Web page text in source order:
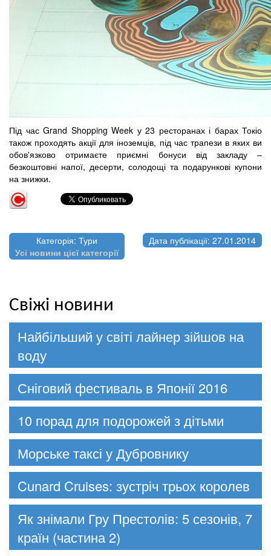
Під час Grand Shopping Week у 23 ресторанах і барах Токіо
також проходять акції для іноземців, під час трапези в яких ви
обов'язково отримаєте приємні бонуси від закладу –
безкоштовні напої, десерти, солодощі та подарункові купони
на знижки.
Категорія: Тури
Усі новини цієї категорії
Дата публікації: 27.01.2014
Свіжі новини
Найбільший у світі лайнер зійшов на
воду
Сніговий фестиваль в Японії 2016
10 порад для подорожей з дітьми
Морське таксі у Дубровнику
Cunard Cruises: зустріч трьох королев
Як знімали Гру Престолів: 5 сезонів, 7
країн (частина 2)